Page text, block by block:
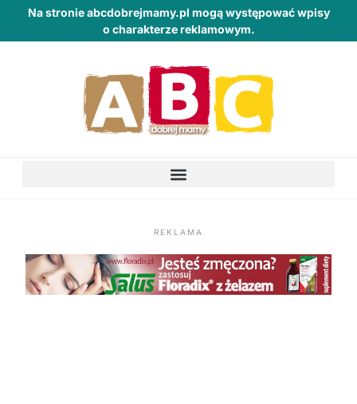
Na stronie abcdobrejmamy.pl mogą występować wpisy
o charakterze reklamowym.
REKLAMA